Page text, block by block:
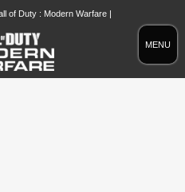
MENU
of Duty : Modern Warfare |